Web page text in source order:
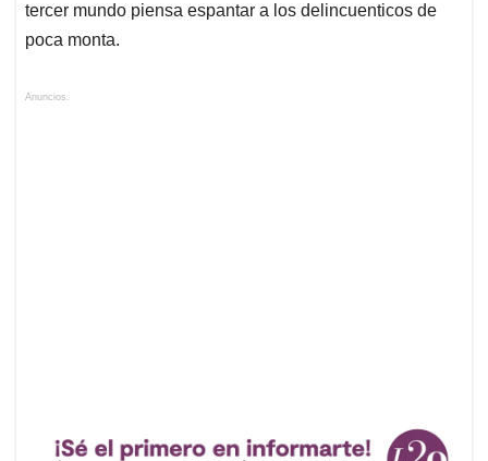
tercer mundo piensa espantar a los delincuenticos de
poca monta.
Anuncios.